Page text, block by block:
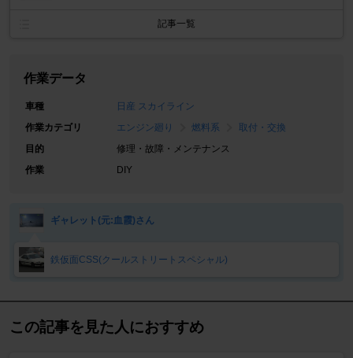
記事一覧
作業データ
車種
日産 スカイライン
作業カテゴリ
エンジン廻り 燃料系
取付・交換
目的
修理・故障・メンテナンス
作業
DIY
ギャレット(元:血霞)さん
鉄仮面CSS(クールストリートスペシャル)
この記事を見た人におすすめ